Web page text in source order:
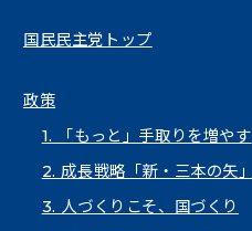
国民民主党トップ
政策
1. 「もっと」手取りを増やす
2. 成長戦略「新・三本の矢」
3. 人づくりこそ、国づくり